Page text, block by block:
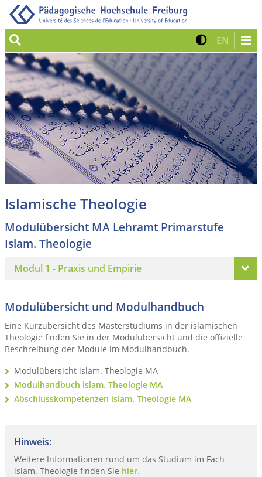
Suche Kontrast
EN Zur
Islamische Theologie
Modulübersicht MA Lehramt Primarstufe
Islam. Theologie
Modul 1 - Praxis und Empirie
Modulübersicht und Modulhandbuch
Eine Kurzübersicht des Masterstudiums in der islamischen
Theologie finden Sie in der Modulübersicht und die offizielle
Beschreibung der Module im Modulhandbuch.
Modulübersicht islam. Theologie MA
Modulhandbuch islam. Theologie MA
Abschlusskompetenzen islam. Theologie MA
Hinweis:
Weitere Informationen rund um das Studium im Fach
islam. Theologie finden Sie hier.